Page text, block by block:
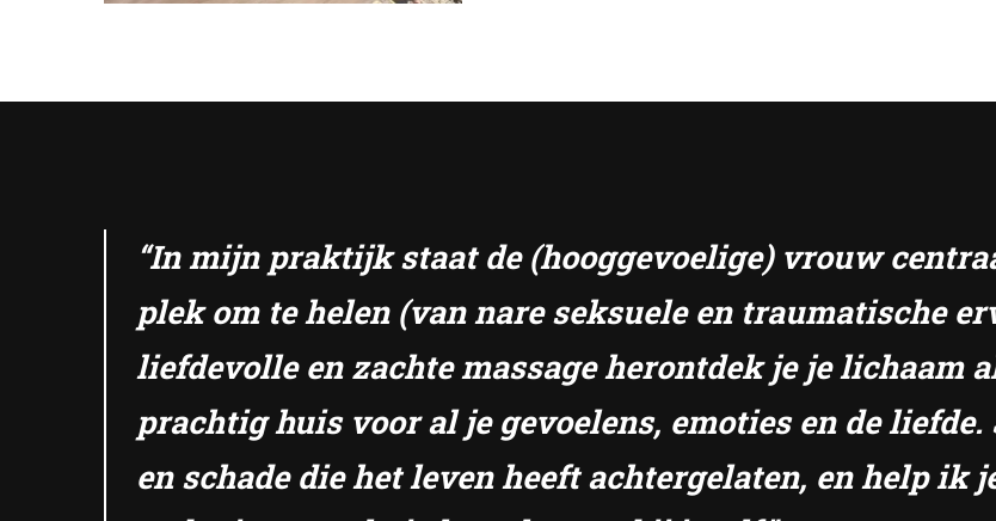
“In mijn praktijk staat de (hooggevoelige) vrouw
plek om te helen (van nare seksuele en traumatische
liefdevolle en zachte massage herontdek je je lichaam
prachtig huis voor al je gevoelens, emoties en de
en schade die het leven heeft achtergelaten, en help ik